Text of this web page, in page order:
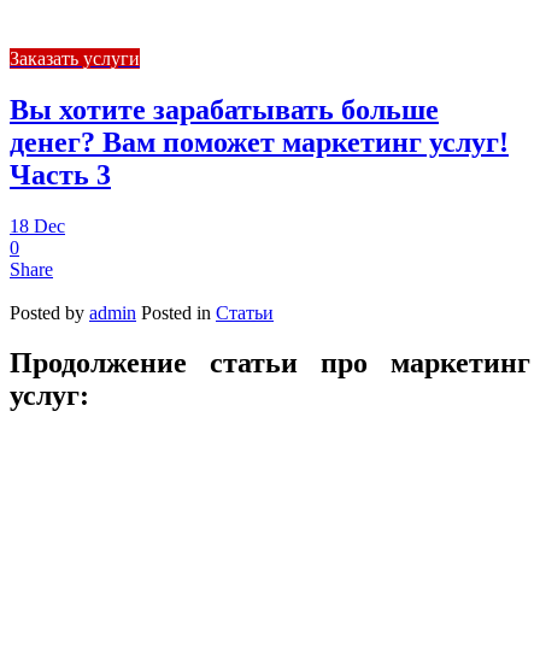
Заказать услуги
Вы хотите зарабатывать больше
денег? Вам поможет маркетинг услуг!
Часть 3
18 Dec
0
Share
Posted by admin Posted in Статьи
Продолжение статьи про маркетинг
услуг: